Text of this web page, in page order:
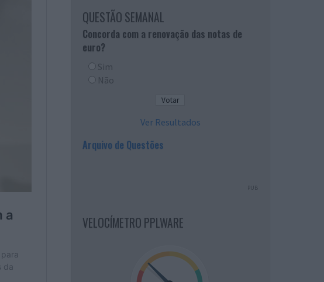
QUESTÃO SEMANAL
Concorda com a renovação das notas de
euro?
Sim
Não
Ver Resultados
Arquivo de Questões
PUB
VELOCÍMETRO PPLWARE